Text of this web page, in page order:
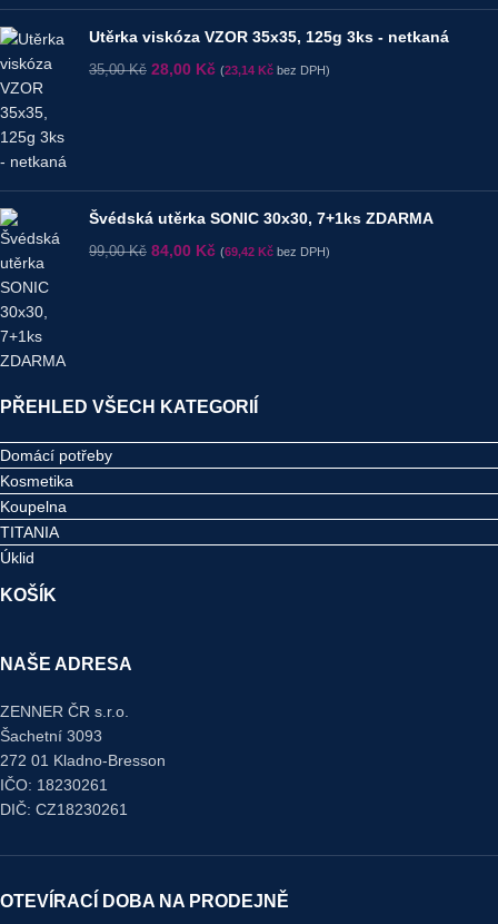
Utěrka viskóza VZOR 35x35, 125g 3ks - netkaná
35,00Kč 28,00 Kč (23,14 Kč bez DPH)
Švédská utěrka SONIC 30x30, 7+1ks ZDARMA
99,00Kč 84,00 Kč (69,42 Kč bez DPH)
PŘEHLED VŠECH KATEGORIÍ
Domácí potřeby
Kosmetika
Koupelna
TITANIA
Úklid
KOŠÍK
NAŠE ADRESA
ZENNER ČR s.r.o.
Šachetní 3093
272 01 Kladno-Bresson
IČO: 18230261
DIČ: CZ18230261
OTEVÍRACÍ DOBA NA PRODEJNĚ